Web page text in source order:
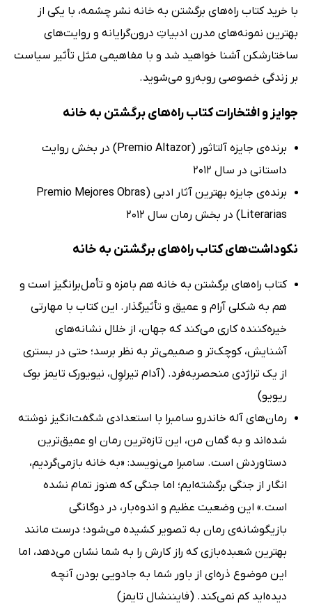
با خرید کتاب راه‌های برگشتن به خانه نشر چشمه، با یکی از
بهترین نمونه‌های مدرن ادبیاتِ درون‌گرایانه و روایت‌های
ساختارشکن آشنا خواهید شد و با مفاهیمی مثل تأثیر سیاست
بر زندگی خصوصی روبه‌رو می‌شوید.
جوایز و افتخارات کتاب راه‌های برگشتن به خانه
برنده‌ی جایزه آلتاثور (Premio Altazor) در بخش روایت
داستانی در سال 2012
برنده‌ی جایزه بهترین آثار ادبی (Premio Mejores Obras
Literarias) در بخش رمان سال 2012
نکوداشت‌های کتاب راه‌های برگشتن به خانه
کتاب راه‌های برگشتن به خانه هم بامزه و تأمل‌برانگیز است و
هم به شکلی آرام و عمیق و تأثیرگذار. این کتاب با مهارتی
خیره‌کننده کاری می‌کند که جهان، از خلال نشانه‌های
آشنایش، کوچک‌تر و صمیمی‌تر به نظر برسد؛ حتی در بستری
از یک تراژدی منحصربه‌فرد. (آدام تیرلوِل، نیویورک تایمز بوک
ریویو)
رمان‌های آله خاندرو سامبرا با استعدادی شگفت‌انگیز نوشته
شده‌اند و به گمان من، این تازه‌ترین رمان او عمیق‌ترین
دستاوردش است. سامبرا می‌نویسد: «به خانه بازمی‌گردیم،
انگار از جنگی برگشته‌ایم؛ اما جنگی که هنوز تمام نشده
است.» این وضعیت عظیم و اندوه‌بار، در دوگانگی
بازیگوشانه‌ی رمان به تصویر کشیده می‌شود؛ درست مانند
بهترین شعبده‌بازی که راز کارش را به شما نشان می‌دهد، اما
این موضوع ذره‌ای از باور شما به جادویی بودن آنچه
دیده‌اید کم نمی‌کند. (فایننشال تایمز)